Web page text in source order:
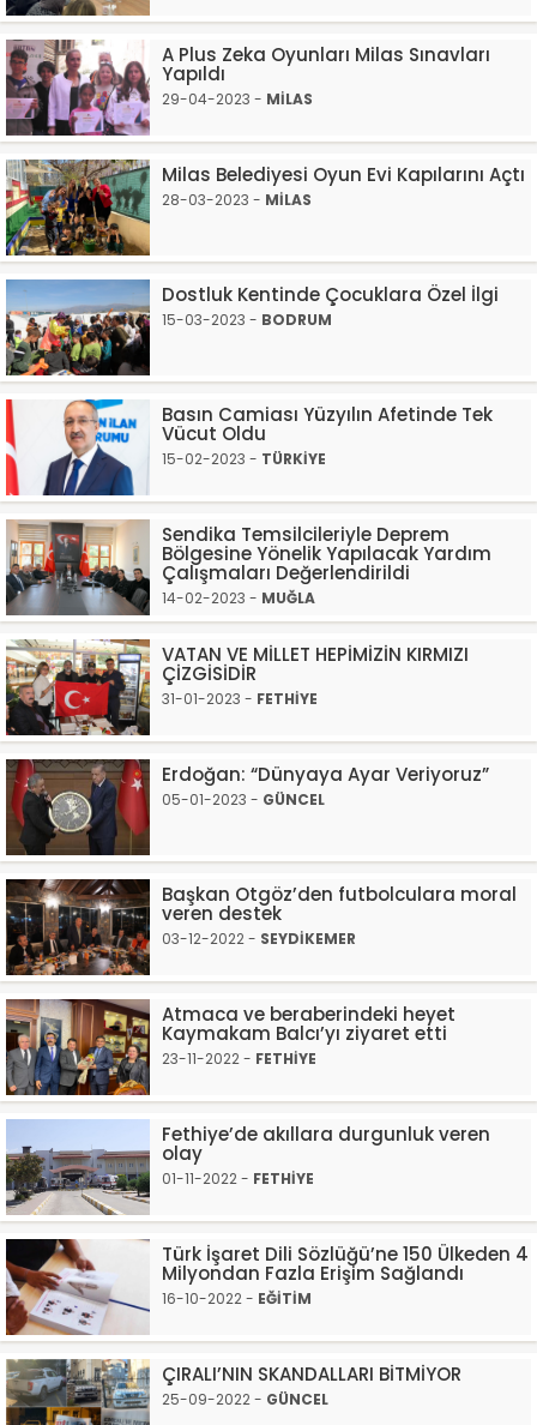
A Plus Zeka Oyunları Milas Sınavları
Yapıldı
29-04-2023 - MİLAS
Milas Belediyesi Oyun Evi Kapılarını Açtı
28-03-2023 - MİLAS
Dostluk Kentinde Çocuklara Özel İlgi
15-03-2023 - BODRUM
Basın Camiası Yüzyılın Afetinde Tek
Vücut Oldu
15-02-2023 - TÜRKİYE
Sendika Temsilcileriyle Deprem
Bölgesine Yönelik Yapılacak Yardım
Çalışmaları Değerlendirildi
14-02-2023 - MUĞLA
VATAN VE MİLLET HEPİMİZİN KIRMIZI
ÇİZGİSİDİR
31-01-2023 - FETHİYE
Erdoğan: “Dünyaya Ayar Veriyoruz”
05-01-2023 - GÜNCEL
Başkan Otgöz’den futbolculara moral
veren destek
03-12-2022 - SEYDİKEMER
Atmaca ve beraberindeki heyet
Kaymakam Balcı’yı ziyaret etti
23-11-2022 - FETHİYE
Fethiye’de akıllara durgunluk veren
olay
01-11-2022 - FETHİYE
Türk İşaret Dili Sözlüğü’ne 150 Ülkeden 4
Milyondan Fazla Erişim Sağlandı
16-10-2022 - EĞİTİM
ÇIRALI’NIN SKANDALLARI BİTMİYOR
25-09-2022 - GÜNCEL